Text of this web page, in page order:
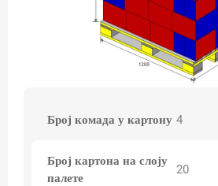
Број комада у картону 4
Број картона на слоју
палете
20